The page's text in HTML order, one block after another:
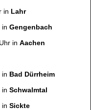
in Lahr
inGengenbach
inAachen
in Bad Dürrheim
inSchwalmtal
inSickte